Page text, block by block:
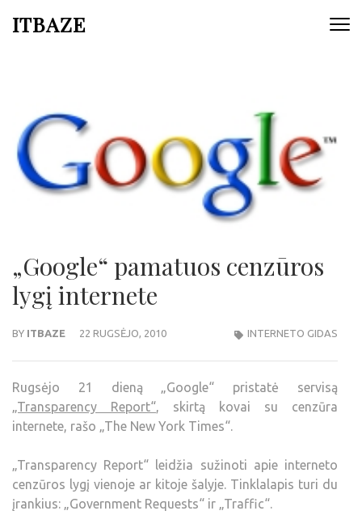
ITBAZE
„Google“ pamatuos cenzūros
lygį internete
BY ITBAZE 22 RUGSĖJO, 2010 INTERNETO GIDAS
Rugsėjo 21 dieną „Google“ pristatė servisą
„Transparency Report“ , skirtą kovai su cenzūra
internete, rašo „The New York Times“.
„Transparency Report“ leidžia sužinoti apie interneto
cenzūros lygį vienoje ar kitoje šalyje. Tinklalapis turi du
įrankius: „Government Requests“ ir „Traffic“.